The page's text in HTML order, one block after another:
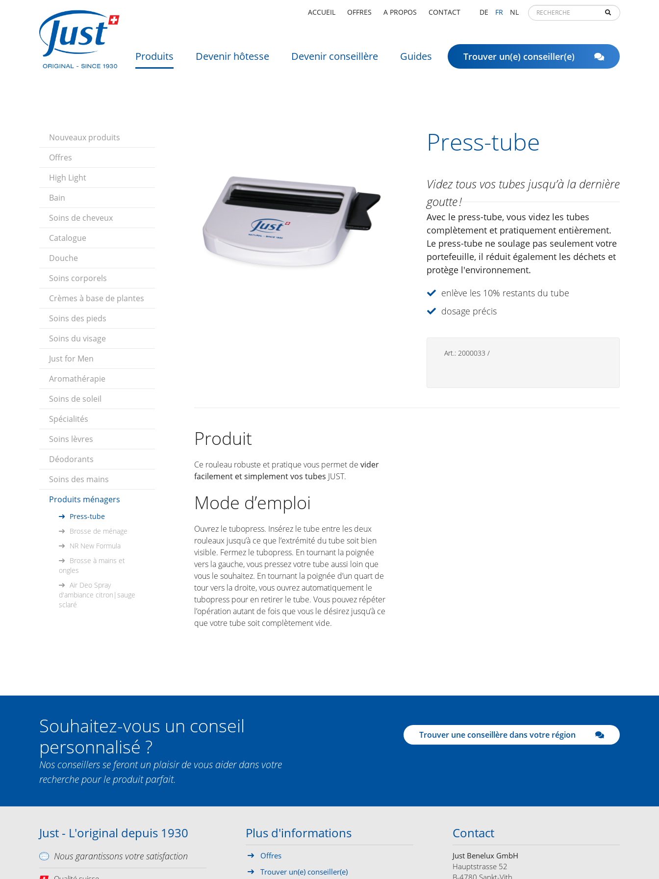
ACCUEIL OFFRES A PROPOS CONTACT DE FR NL
Produits Devenir hôtesse Devenir conseillère Guides Trouver un(e) conseiller(e)
Nouveaux produits
Offres
High Light
Bain
Soins de cheveux
Catalogue
Douche
Soins corporels
Crèmes à base de plantes
Soins des pieds
Soins du visage
Just for Men
Aromathérapie
Soins de soleil
Spécialités
Soins lèvres
Déodorants
Soins des mains
Produits ménagers
Press-tube
Brosse de ménage
NR New Formula
Brosse à mains et
ongles
Air Deo Spray
d'ambiance citron|sauge
sclaré
Press-tube
Videz tous vos tubes jusqu’à la dernière
goutte !
Avec le press-tube, vous videz les tubes
complètement et pratiquement entièrement.
Le press-tube ne soulage pas seulement votre
portefeuille, il réduit également les déchets et
protège l'environnement.
enlève les 10% restants du tube
dosage précis
Art.:2000033 /
Produit
Ce rouleau robuste et pratique vous permet de vider
facilement et simplement vos tubes JUST.
Mode d’emploi
Ouvrez le tubopress. Insérez le tube entre les deux
rouleaux jusqu’à ce que l’extrémité du tube soit bien
visible. Fermez le tubopress. En tournant la poignée
vers la gauche, vous pressez votre tube aussi loin que
vous le souhaitez. En tournant la poignée d’un quart de
tour vers la droite, vous ouvrez automatiquement le
tubopress pour en retirer le tube. Vous pouvez répéter
l’opération autant de fois que vous le désirez jusqu’à ce
que votre tube soit complètement vide.
Souhaitez-vous un conseil
personnalisé ?
Nos conseillers se feront un plaisir de vous aider dans votre
recherche pour le produit parfait.
Trouver une conseillère dans votre région
Just - L'original depuis 1930
Nous garantissons votre satisfaction
Plus d'informations
Offres
Trouver un(e) conseiller(e)
Contact
Just Benelux GmbH
Hauptstrasse 52
B-4780 Sankt-Vith